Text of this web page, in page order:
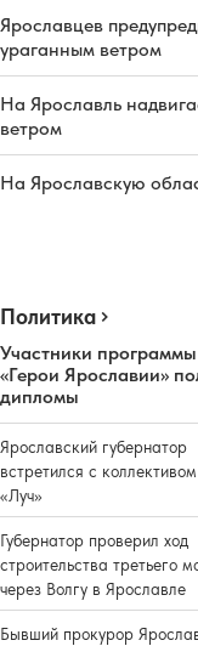
Ярославцев
ураганным ветром
На Ярославль
ветром
На Ярославскую
Политика
Участники программы
«Герои Ярославии»
дипломы
Ярославский губернатор
встретился с
«Луч»
Губернатор проверил ход
строительства третьего
через Волгу в Ярославле
Бывший прокурор